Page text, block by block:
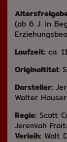
(ab 6 J. in
Laufzeit: ca.
Originaltitel:
Darsteller:
Walter
Regie: Scott
Jeremiah
Verleih: Walt